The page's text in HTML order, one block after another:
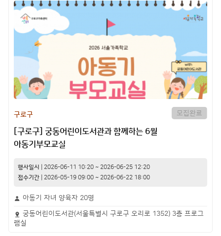
구로구 모집완료
[구로구] 궁동어린이도서관과 함께하는 6월
아동기부모교실
행사일시 2026-06-11 10:20~ 2026-06-25 12:20
접수기간| 2026-05-19 09:00~ 2026-06-22 18:00
아동기 자녀 양육자 20명
궁동어린이도서관(서울특별시 구로구 오리로 1352) 3층 프로그
램실